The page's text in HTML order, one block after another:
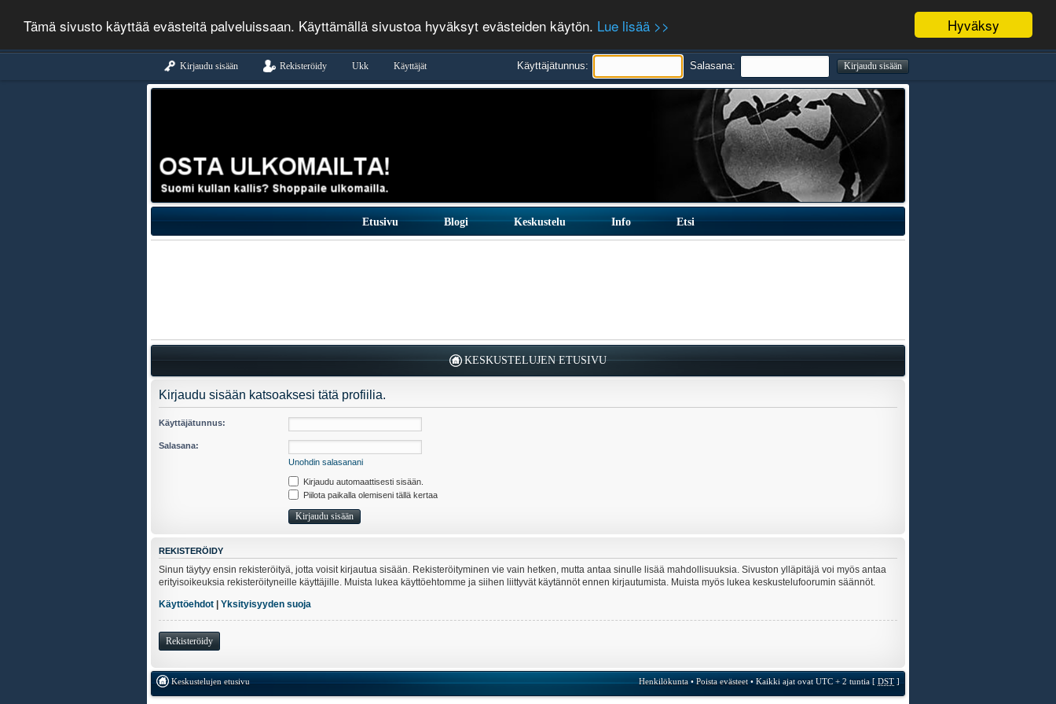
Hyväksy
Tämä sivusto käyttää evästeitä palveluissaan. Käyttämällä sivustoa hyväksyt evästeiden käytön. Lue lisää >>
Kirjaudu sisään Rekisteröidy Ukk Käyttäjät Käyttäjätunnus: Salasana:
Etusivu Blogi Keskustelu Info Etsi
KESKUSTELUJEN ETUSIVU
Kirjaudu sisään katsoaksesi tätä profiilia.
Käyttäjätunnus:
Salasana:
Unohdin salasanani
Kirjaudu automaattisesti sisään.
Piilota paikalla olemiseni tällä kertaa
REKISTERÖIDY
Sinun täytyy ensin rekisteröityä, jotta voisit kirjautua sisään. Rekisteröityminen vie vain hetken, mutta antaa sinulle lisää mahdollisuuksia. Sivuston ylläpitäjä voi myös antaa
erityisoikeuksia rekisteröityneille käyttäjille. Muista lukea käyttöehtomme ja siihen liittyvät käytännöt ennen kirjautumista. Muista myös lukea keskustelufoorumin säännöt.
Käyttöehdot | Yksityisyyden suoja
Rekisteröidy
Keskustelujen etusivu Henkilökunta • Poista evästeet • Kaikki ajat ovat UTC + 2 tuntia [ DST ]